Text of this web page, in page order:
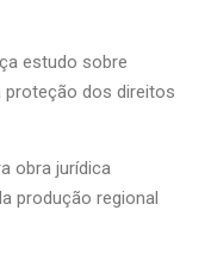
estudo sobre
proteção dos direitos
obra jurídica
produção regional